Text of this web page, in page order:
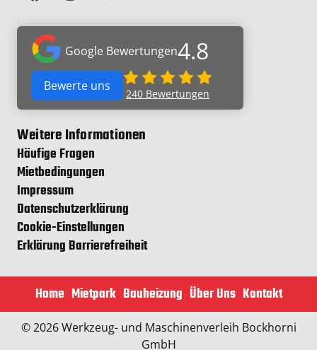
Google Bewertungen4.8
Bewerte uns
240 Bewertungen
Weitere Informationen
Häufige Fragen
Mietbedingungen
Impressum
Datenschutzerklärung
Cookie-Einstellungen
Erklärung Barrierefreiheit
Home Mietpark Bauheizung Über Uns Kontakt
© 2026 Werkzeug- und Maschinenverleih Bockhorni
GmbH